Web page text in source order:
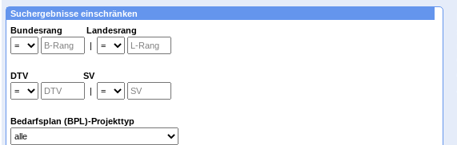
Suchergebnisse einschränken
Bundesrang Landesrang
|
DTV SV
|
Bedarfsplan (BPL)-Projekttyp